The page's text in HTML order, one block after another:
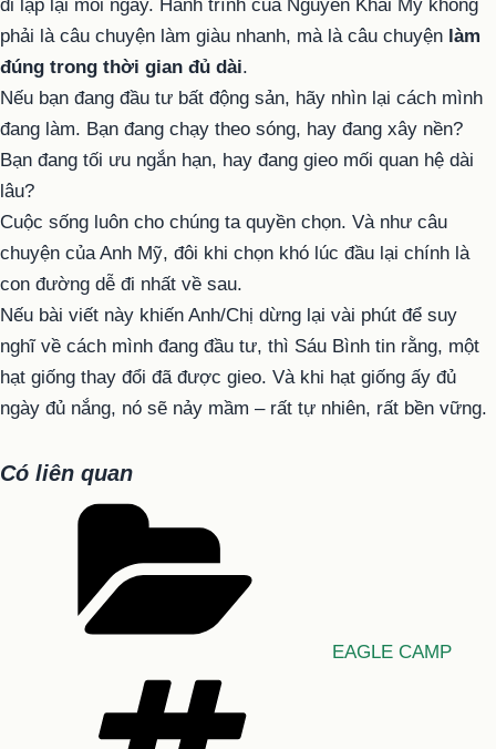
đi lặp lại mỗi ngày. Hành trình của Nguyễn Khải Mỹ không
phải là câu chuyện làm giàu nhanh, mà là câu chuyện làm
đúng trong thời gian đủ dài.
Nếu bạn đang đầu tư bất động sản, hãy nhìn lại cách mình
đang làm. Bạn đang chạy theo sóng, hay đang xây nền?
Bạn đang tối ưu ngắn hạn, hay đang gieo mối quan hệ dài
lâu?
Cuộc sống luôn cho chúng ta quyền chọn. Và như câu
chuyện của Anh Mỹ, đôi khi chọn khó lúc đầu lại chính là
con đường dễ đi nhất về sau.
Nếu bài viết này khiến Anh/Chị dừng lại vài phút để suy
nghĩ về cách mình đang đầu tư, thì Sáu Bình tin rằng, một
hạt giống thay đổi đã được gieo. Và khi hạt giống ấy đủ
ngày đủ nắng, nó sẽ nảy mầm – rất tự nhiên, rất bền vững.
Có liên quan
EAGLE CAMP